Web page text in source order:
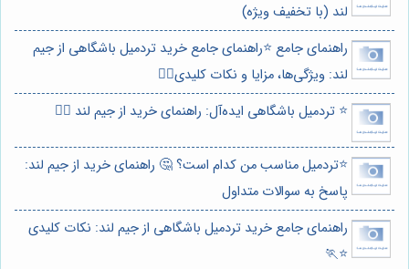
لند (با تخفیف ویژه)
راهنمای جامع ⭐️راهنمای جامع خرید تردمیل باشگاهی از جیم
لند: ویژگی‌ها، مزایا و نکات کلیدی🏃‍♂️
⭐️ تردمیل باشگاهی ایده‌آل: راهنمای خرید از جیم لند 🏃‍♂️
⭐️تردمیل مناسب من کدام است؟ 🤔 راهنمای خرید از جیم لند:
پاسخ به سوالات متداول
راهنمای جامع خرید تردمیل باشگاهی از جیم لند: نکات کلیدی
⭐️🏃